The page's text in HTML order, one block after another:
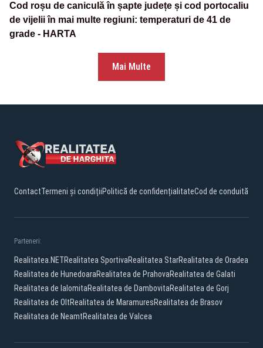
Cod roșu de caniculă în șapte județe și cod portocaliu
de vijelii în mai multe regiuni: temperaturi de 41 de
grade - HARTA
Mai Multe
ContactTermeni și condițiiPolitică de confidențialitateCod de conduită
Parteneri:
Realitatea.NETRealitatea SportivaRealitatea StarRealitatea de Oradea
Realitatea de HunedoaraRealitatea de PrahovaRealitatea de Galati
Realitatea de IalomitaRealitatea de DambovitaRealitatea de Gorj
Realitatea de OltRealitatea de MaramuresRealitatea de Brasov
Realitatea de NeamtRealitatea de Valcea